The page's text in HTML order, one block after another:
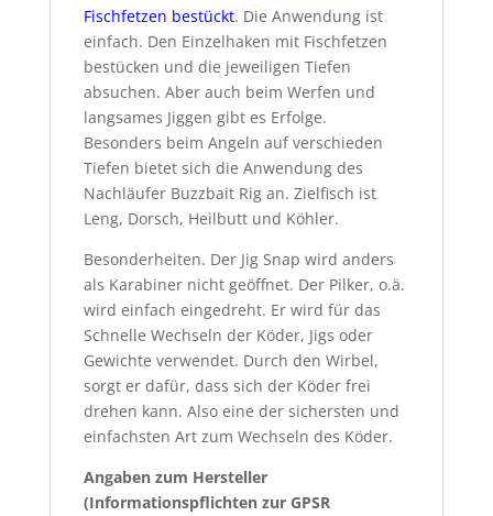
Fischfetzen bestückt. Die Anwendung ist
einfach. Den Einzelhaken mit Fischfetzen
bestücken und die jeweiligen Tiefen
absuchen. Aber auch beim Werfen und
langsames Jiggen gibt es Erfolge.
Besonders beim Angeln auf verschieden
Tiefen bietet sich die Anwendung des
Nachläufer Buzzbait Rig an. Zielfisch ist
Leng, Dorsch, Heilbutt und Köhler.
Besonderheiten. Der Jig Snap wird anders
als Karabiner nicht geöffnet. Der Pilker, o.ä.
wird einfach eingedreht. Er wird für das
Schnelle Wechseln der Köder, Jigs oder
Gewichte verwendet. Durch den Wirbel,
sorgt er dafür, dass sich der Köder frei
drehen kann. Also eine der sichersten und
einfachsten Art zum Wechseln des Köder.
Angaben zum Hersteller
(Informationspflichten zur GPSR